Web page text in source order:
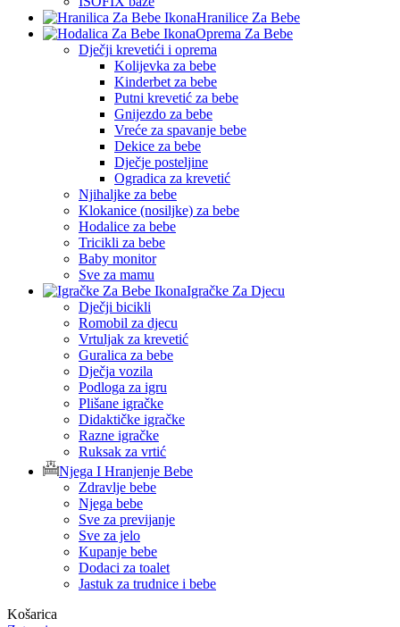
Hranilice Za Bebe
Oprema Za Bebe
Dječji krevetići i oprema
Kolijevka za bebe
Kinderbet za bebe
Putni krevetić za bebe
Gnijezdo za bebe
Vreće za spavanje bebe
Dekice za bebe
Dječje posteljine
Ogradica za krevetić
Njihaljke za bebe
Klokanice (nosiljke) za bebe
Hodalice za bebe
Tricikli za bebe
Baby monitor
Sve za mamu
Igračke Za Djecu
Dječji bicikli
Romobil za djecu
Vrtuljak za krevetić
Guralica za bebe
Dječja vozila
Podloga za igru
Plišane igračke
Didaktičke igračke
Razne igračke
Ruksak za vrtić
Njega I Hranjenje Bebe
Zdravlje bebe
Njega bebe
Sve za previjanje
Sve za jelo
Kupanje bebe
Dodaci za toalet
Jastuk za trudnice i bebe
Košarica